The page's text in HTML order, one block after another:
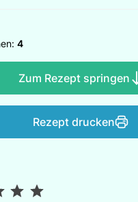
4
Zum Rezept springen
Rezept drucken